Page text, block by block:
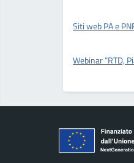
Siti web PA e
Webinar “RTD,